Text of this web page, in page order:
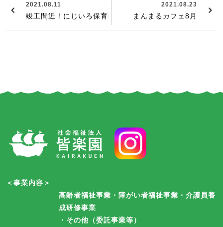
2021.08.11
竣工間近！にじいろ保育園
2021.08.23
まんまるカフェ8月
＜事業内容＞
高齢者福祉事業・障がい者福祉事業・介護員養
成研修事業
・その他（委託事業等）